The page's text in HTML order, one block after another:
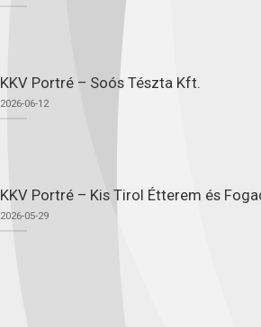
KKV Portré – Soós Tészta Kft.
2026-06-12
KKV Portré – Kis Tirol Étterem és
2026-05-29